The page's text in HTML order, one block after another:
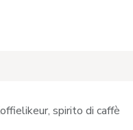
spirito di caffè